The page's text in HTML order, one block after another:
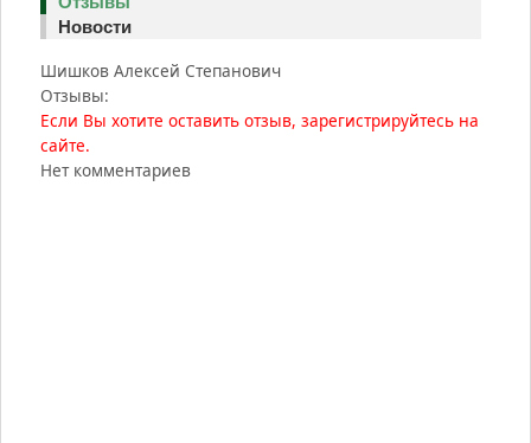
Новости
Шишков Алексей Степанович
Отзывы:
Если Вы хотите оставить отзыв, зарегистрируйтесь на
сайте.
Нет комментариев